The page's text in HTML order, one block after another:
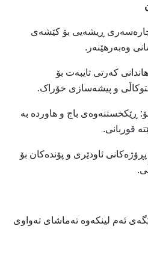
ڕیشەیی بۆ کێشەی
وەبەرهێنەر.
کەرتی تایبەت بۆ
و پیشەسازی خۆراک.
باج و هاوردە بە
قوربانی.
ئاودێری و پۆندەکان بۆ
ئەم لینکەوە تەماشای تەواوی